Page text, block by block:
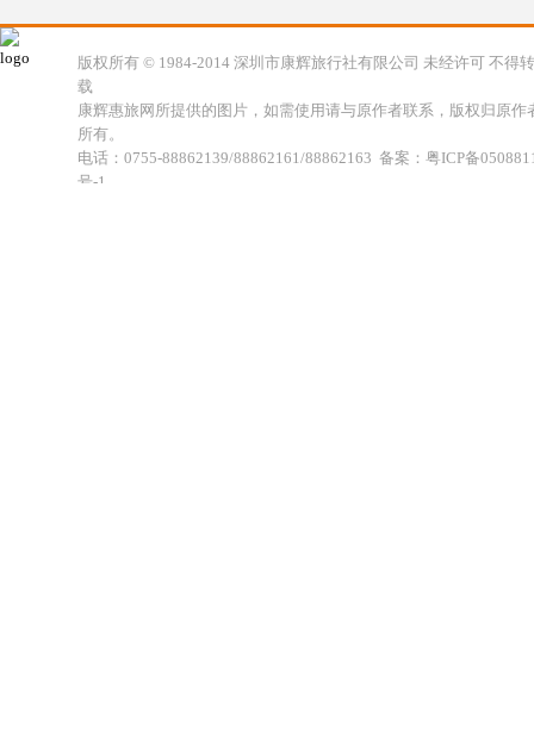
版权所有 © 1984-2014 深圳市康辉旅行社有限公司 未经许可 不得转
载
康辉惠旅网所提供的图片，如需使用请与原作者联系，版权归原作
所有。
电话：0755-88862139/88862161/88862163 备案：粤ICP备
号-1